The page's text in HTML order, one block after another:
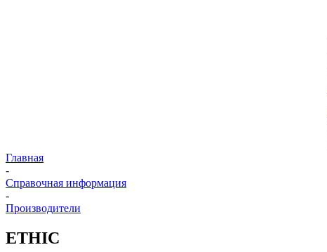
Главная
-
Справочная информация
-
Производители
ETHIC